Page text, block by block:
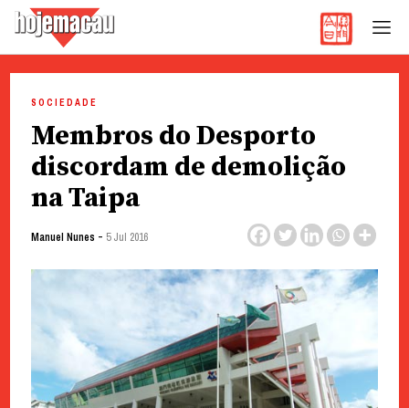
content
SOCIEDADE
Membros do Desporto
discordam de demolição
na Taipa
Manuel Nunes - 5 Jul 2016